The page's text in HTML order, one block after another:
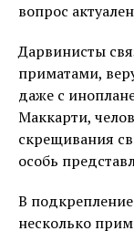
вопрос
Дарвинисты
приматами,
даже с
Маккарти,
скрещивания
особь
В
несколько